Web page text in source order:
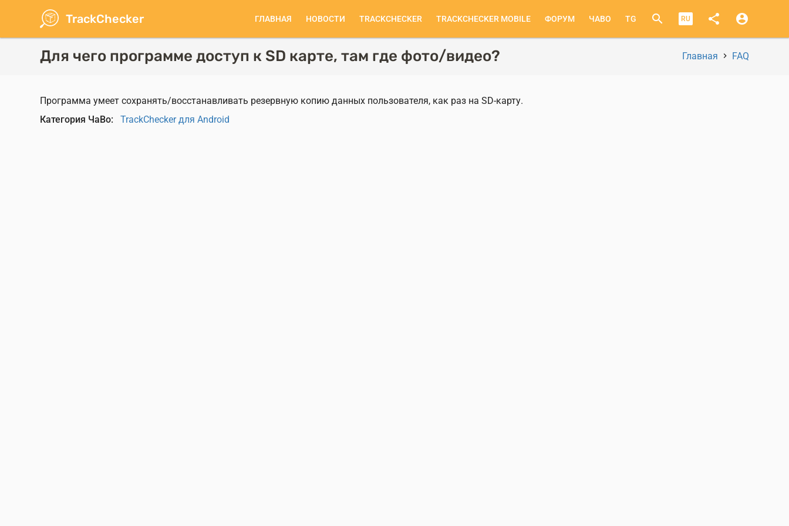
основному
содержанию
TrackChecker account_circle
share
RU
search
Основная
навигация
ГЛАВНАЯ НОВОСТИ TRACKCHECKER TRACKCHECKER MOBILE ФОРУМ ЧАВО TG
Для чего программе доступ к SD карте, там где фото/видео? Главная FAQ
Программа умеет сохранять/восстанавливать резервную копию данных пользователя, как раз на SD-карту.
Категория ЧаВо
TrackChecker для Android